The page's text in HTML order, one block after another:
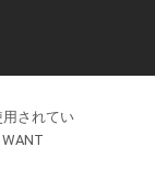
用されてい